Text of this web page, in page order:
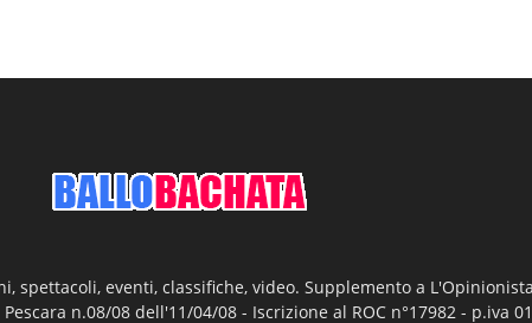
spettacoli, eventi, classifiche, video. Supplemento a
n.08/08 dell'11/04/08 - Iscrizione al ROC n°17982 - p.iva